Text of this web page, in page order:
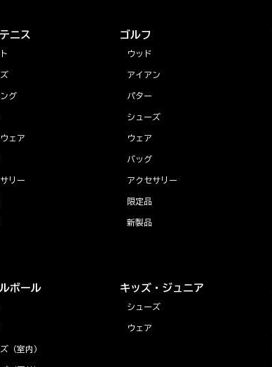
ニス
グ
ェア
リー
ゴルフ
ウッド
アイアン
パター
シューズ
ウェア
バッグ
アクセサリー
限定品
新製品
ボール
（室内）
キッズ・ジュニア
シューズ
ウェア